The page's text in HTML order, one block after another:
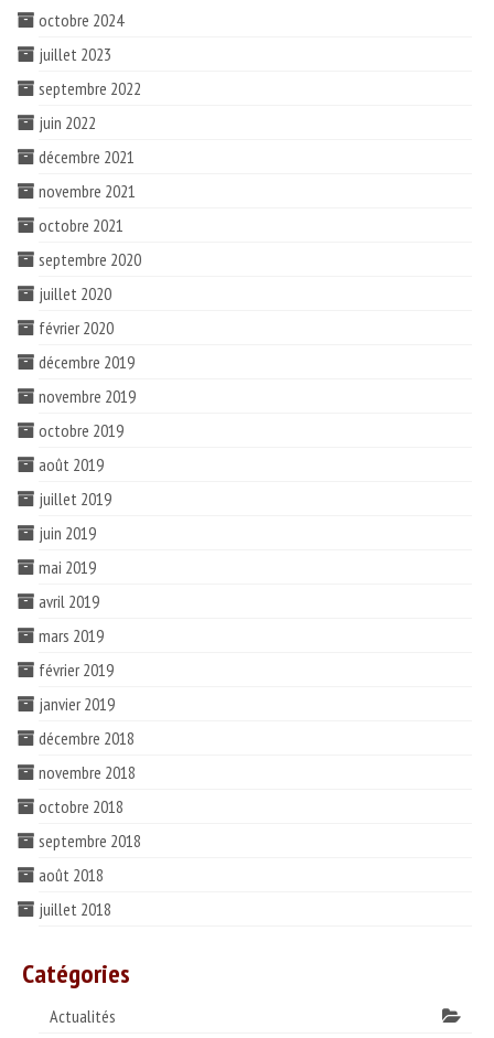
octobre 2024
juillet 2023
septembre 2022
juin 2022
décembre 2021
novembre 2021
octobre 2021
septembre 2020
juillet 2020
février 2020
décembre 2019
novembre 2019
octobre 2019
août 2019
juillet 2019
juin 2019
mai 2019
avril 2019
mars 2019
février 2019
janvier 2019
décembre 2018
novembre 2018
octobre 2018
septembre 2018
août 2018
juillet 2018
Catégories
Actualités